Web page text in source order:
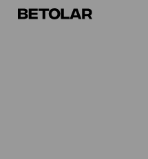
Siirry sisältöön
Betolar